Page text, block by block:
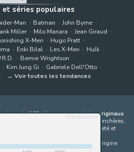
réinitialiser
séries populaires
Man Batman
John Byrne
Miller Milo Manara
Jean Giraud
X-Men
Hugo Pratt
Enki Bilal Les X-Men
Hulk
Bernie Wrightson
Kim Jung Gi
Gabriele Dell'Otto
Voir toutes les tendances
de 397 sites proposant des originaux
(galeries, maisons de ventes aux enchères,
Aucun produit ne peut être acheté et
directement sur le site de
entre les contenus, le site d'origine
sur ComicArtTracker sont des liens